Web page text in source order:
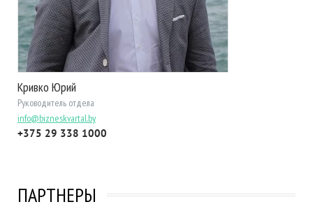
Кривко Юрий
Руководитель отдела
info@bizneskvartal.by
+375 29 338 1000
ПАРТНЕРЫ